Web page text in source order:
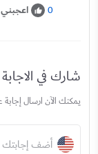
0 اعجبني
شارك في
يمكنك الآن ارسال
أضف إجابتك